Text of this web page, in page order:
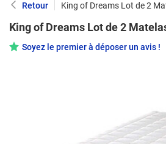
Retour King of Dreams Lot de 2
King of Dreams Lot de 2
Soyez le premier à déposer un avis !